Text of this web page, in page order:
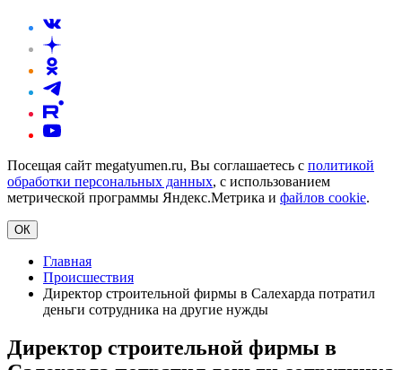
Посещая сайт megatyumen.ru, Вы соглашаетесь с политикой
обработки персональных данных, с использованием
метрической программы Яндекс.Метрика и файлов cookie.
ОК
Главная
Происшествия
Директор строительной фирмы в Салехарда потратил
деньги сотрудника на другие нужды
Директор строительной фирмы в